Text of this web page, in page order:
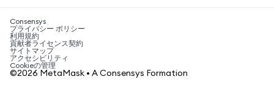
SHIBの購入
BNBの購入
税制関連ニュース
暗号資産の購入方法は？
ビットコインを売るには？
Consensys
プライバシー ポリシー
利用規約
貢献者ライセンス契約
サイトマップ
アクセシビリティ
Cookieの管理
©2026 MetaMask • A Consensys Formation